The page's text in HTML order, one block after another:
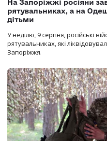
На Запоріжжі росіяни
рятувальниках, а на
дітьми
У неділю, 9 серпня, російські
рятувальниках, які
Запоріжжя.